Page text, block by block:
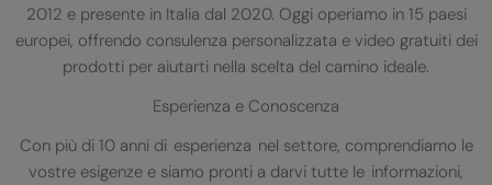
2012 e presente in Italia dal 2020. Oggi operiamo in 15 paesi
europei, offrendo consulenza personalizzata e video gratuiti dei
prodotti per aiutarti nella scelta del camino ideale.
Esperienza e Conoscenza
Con più di 10 anni di esperienza nel settore, comprendiamo le
vostre esigenze e siamo pronti a darvi tutte le informazioni,